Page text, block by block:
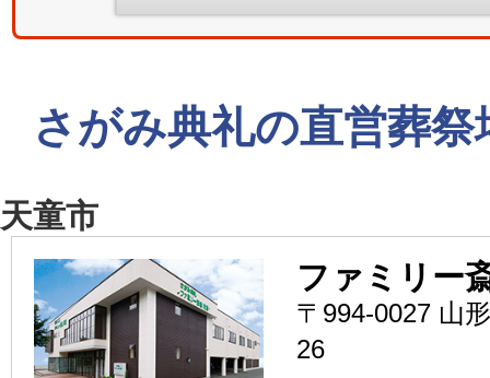
さがみ典礼の直営葬祭
天童市
ファミリー
〒994-0027 山
26